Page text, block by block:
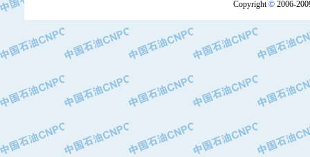
·河北保定天威集团特变电气有限公司
·中国石油抚顺石化公司
·中国石油辽阳石油化纤公司
·托肯恒山科技（广州）有限公司
·中国石油兰州石油化工公司
·大庆油田飞马有限公司
·大庆油田有限责任公司
·中国石油辽河油田分公司
Copyright©2006-